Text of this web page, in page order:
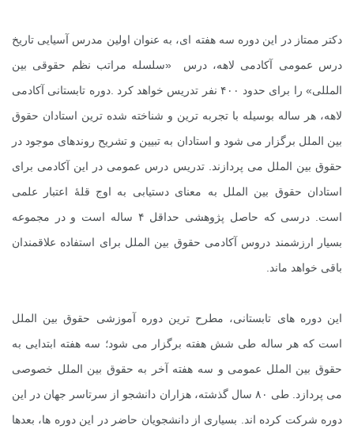
دکتر ممتاز در این دوره سه هفته ای، به عنوان اولین مدرس آسیایی تاریخ
درس عمومی آکادمی لاهه، درس «سلسله مراتب نظم حقوقی بین
المللی» را برای حدود ۴۰۰ نفر تدریس خواهد کرد
.دوره تابستانی آکادمی
لاهه، هر ساله بوسیله با تجربه ترین و شناخته شده ترین استادان حقوق
بین الملل برگزار می شود و استادان به تبیین و تشریح روندهای موجود در
حقوق بین الملل می پردازند. تدریس درس عمومی در این آکادمی برای
استادان حقوق بین الملل به معنای دستیابی به اوج قلۀ اعتبار علمی
است. درسی که حاصل پژوهشی حداقل ۴ ساله است و در مجموعه
بسیار ارزشمند دروس آکادمی حقوق بین الملل برای استفاده علاقمندان
باقی خواهد ماند.
این دوره های تابستانی، مطرح ترین دوره آموزشی حقوق بین الملل
است که هر ساله طی شش هفته برگزار می شود؛ سه هفته ابتدایی به
حقوق بین الملل عمومی و سه هفته آخر به حقوق بین الملل خصوصی
می پردازد. طی ۸۰ سال گذشته، هزاران دانشجو از سرتاسر جهان در این
دوره شرکت کرده اند. بسیاری از دانشجویان حاضر در این دوره ها، بعدها